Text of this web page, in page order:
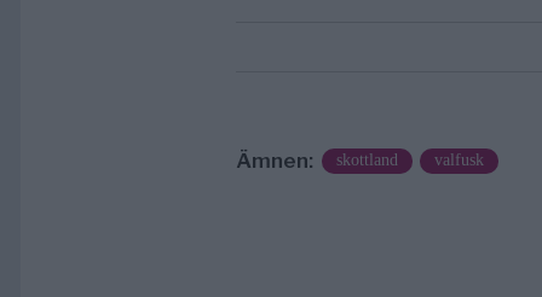
Ämnen: skottland valfusk